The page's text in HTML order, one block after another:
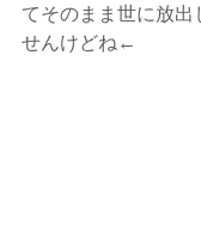
てそのまま世に放出
せんけどね←